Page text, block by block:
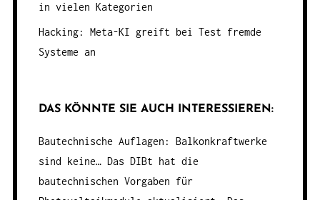
in vielen Kategorien
Hacking: Meta-KI greift bei Test fremde
Systeme an
DAS KÖNNTE SIE AUCH INTERESSIEREN:
Bautechnische Auflagen: Balkonkraftwerke
sind keine…Das DIBt hat die
bautechnischen Vorgaben für